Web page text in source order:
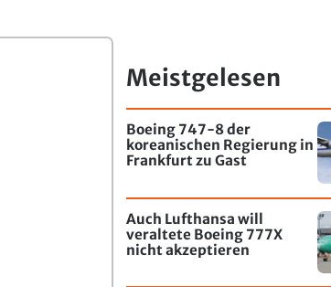
Meistgelesen
Boeing 747-8 der
koreanischen Regierung in
Frankfurt zu Gast
Auch Lufthansa will
veraltete Boeing 777X
nicht akzeptieren